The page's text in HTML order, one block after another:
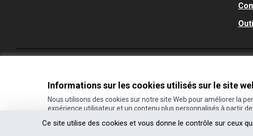
Ce site utilise des cookies et vous donne le contrôle sur ceux
Informations sur les cookies utilisés sur le site
Nous utilisons des cookies sur notre site Web pour améliorer la
expérience utilisateur et un contenu plus personnalisés à partir
(Lien externe)
Site réalisé grâce aulogiciel libre Decidim
(Lien externe)
.